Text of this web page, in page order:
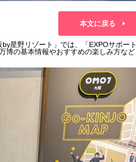
本文に戻る
星野リゾート」では、「EXPOサポート
博の基本情報やおすすめの楽しみ方など